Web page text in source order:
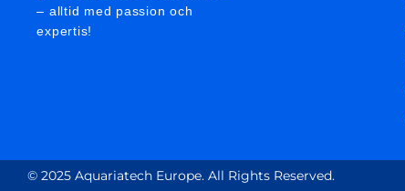
– alltid med passion och
expertis!
© 2025 Aquariatech Europe. All Rights Reserved.